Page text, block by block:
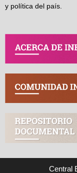
y política del país.
Central